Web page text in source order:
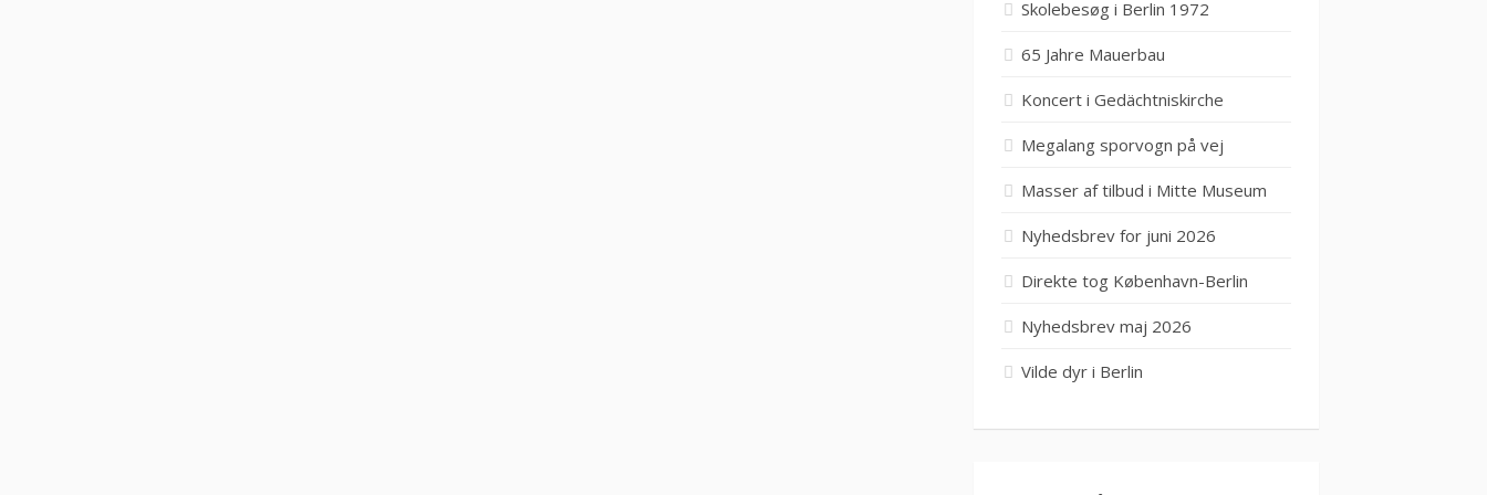
Skolebesøg i Berlin 1972
65 Jahre Mauerbau
Koncert i Gedächtniskirche
Megalang sporvogn på vej
Masser af tilbud i Mitte Museum
Nyhedsbrev for juni 2026
Direkte tog København-Berlin
Nyhedsbrev maj 2026
Vilde dyr i Berlin